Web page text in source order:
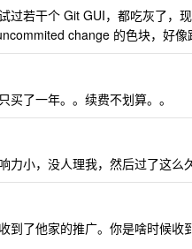
过若干个 Git GUI，都吃灰了，
change 的色块，好
了一年。。续费不划算。。
小，没人理我，然后过了这么
到了他家的推广。你是啥时候收